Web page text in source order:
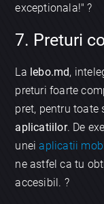
exceptionala!" ?
7. Preturi
La lebo.md,
preturi foarte
pret, pentru toate
aplicatiilor. De
uneiaplicatii
ne astfel ca tu
accesibil. ?